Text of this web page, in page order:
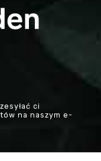
ci
na naszym e-